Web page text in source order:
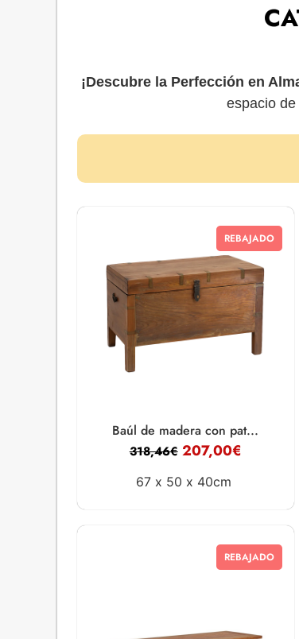
¡Descubre la Perfección en
espacio
REBAJADO
Baúl de madera con pat...
318,46€ 207,00€
67 x 50 x 40cm
REBAJADO